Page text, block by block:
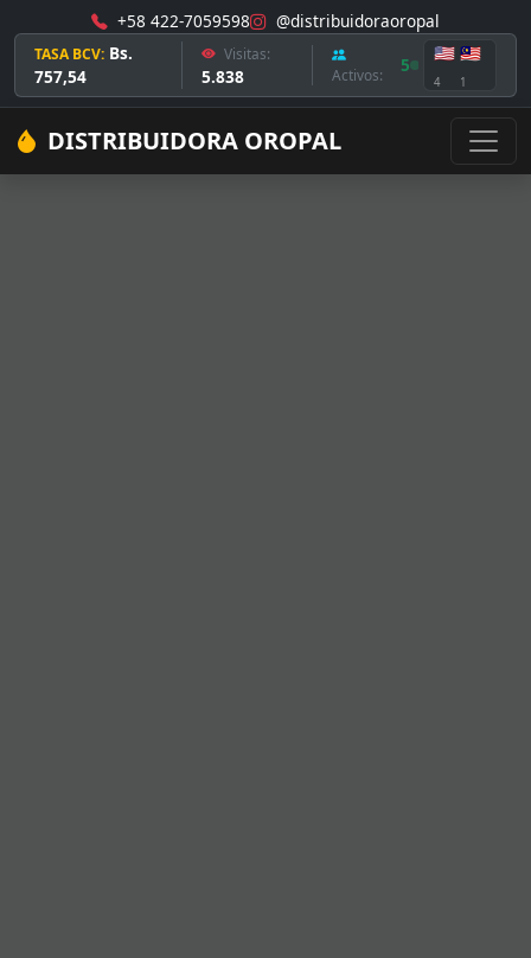
+58 422-7059598 @distribuidoraoropal
TASA BCV: Bs.
757,54
Visitas:
5.838 Activos: 5
🇺🇸
4
🇲🇾
1
DISTRIBUIDORA OROPAL